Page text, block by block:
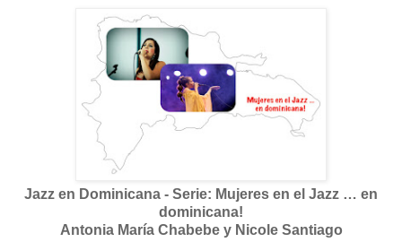
Jazz en Dominicana - Serie: Mujeres en el Jazz … en
dominicana!
Antonia María Chabebe y Nicole Santiago